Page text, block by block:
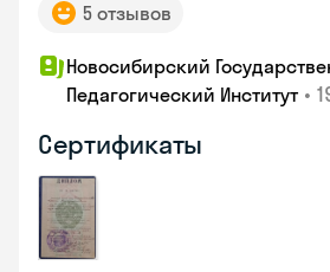
5 отзывов
Новосибирский
Педагогический Институт •
Сертификаты